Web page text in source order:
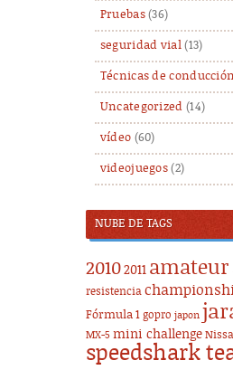
Pruebas(36)
seguridad vial(13)
Técnicas de conducción
Uncategorized (14)
vídeo (60)
videojuegos (2)
NUBE DE TAGS
20102011 amateur
resistencia
Fórmula 1 gopro japon
MX-5 mini challenge
speedshark